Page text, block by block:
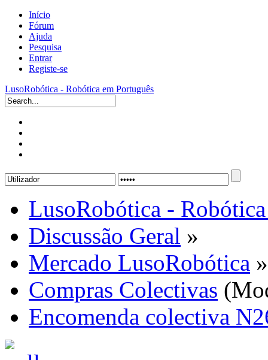
Início
Fórum
Ajuda
Pesquisa
Entrar
Registe-se
LusoRobótica - Robótica em Português
LusoRobótica -
Discussão Geral »
Mercado LusoRobótica »
Compras Colectivas
Encomenda colectiva